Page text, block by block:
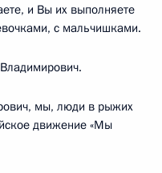
и Вы их выполняете
с мальчишками.
мы, люди в рыжих
движение «Мы